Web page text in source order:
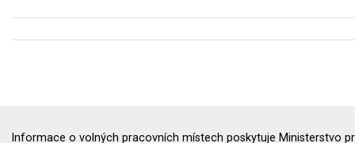
Informace o volných pracovních místech poskytuje Ministerstvo